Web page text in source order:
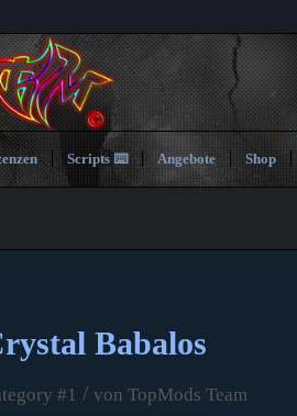
Scripts ⌨️ Angebote Shop
Babalos
#1 / von TopMods Team